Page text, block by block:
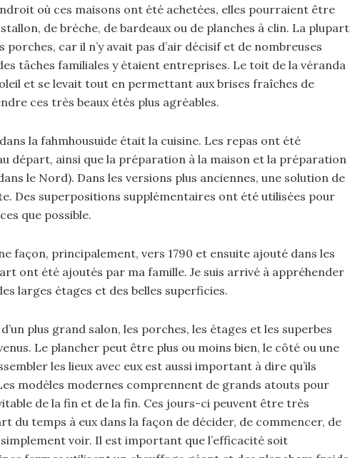
où ces maisons ont été achetées, elles pourraient être
de brèche, de bardeaux ou de planches à clin. La plupart
porches, car il n’y avait pas d’air décisif et de nombreuses
tâches familiales y étaient entreprises. Le toit de la véranda
et se levait tout en permettant aux brises fraîches de
ces très beaux étés plus agréables.
la fahmhousuide était la cuisine. Les repas ont été
départ, ainsi que la préparation à la maison et la préparation
le Nord). Dans les versions plus anciennes, une solution de
Des superpositions supplémentaires ont été utilisées pour
que possible.
façon, principalement, vers 1790 et ensuite ajouté dans les
ont été ajoutés par ma famille. Je suis arrivé à appréhender
larges étages et des belles superficies.
plus grand salon, les porches, les étages et les superbes
Le plancher peut être plus ou moins bien, le côté ou une
les lieux avec eux est aussi important à dire qu’ils
modèles modernes comprennent de grands atouts pour
de la fin et de la fin. Ces jours-ci peuvent être très
du temps à eux dans la façon de décider, de commencer, de
voir. Il est important que l’efficacité soit